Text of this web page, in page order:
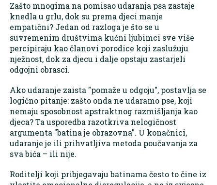
Zašto mnogima na pomisao udaranja psa zastaje
knedla u grlu, dok su prema djeci manje
empatični? Jedan od razloga je što se u
suvremenim društvima kućni ljubimci sve više
percipiraju kao članovi porodice koji zaslužuju
nježnost, dok za djecu i dalje opstaju zastarjeli
odgojni obrasci.
Ako udaranje zaista "pomaže u odgoju", postavlja se
logično pitanje: zašto onda ne udaramo pse, koji
nemaju sposobnost apstraktnog razmišljanja kao
djeca? Ta usporedba razotkriva nelogičnost
argumenta "batina je obrazovna". U konačnici,
udaranje je ili prihvatljiva metoda poučavanja za
sva bića – ili nije.
Roditelji koji pribjegavaju batinama često to čine iz